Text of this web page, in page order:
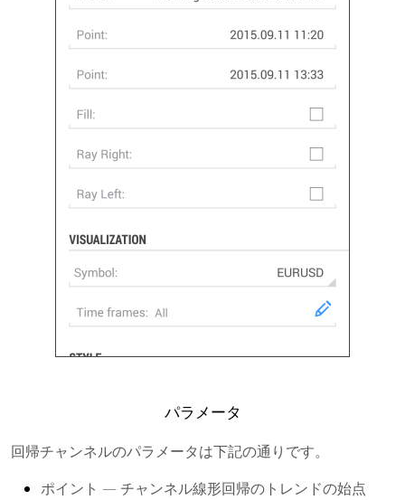
パラメータ
回帰チャンネルのパラメータは下記の通りです。
ポイント — チャンネル線形回帰のトレンドの始点